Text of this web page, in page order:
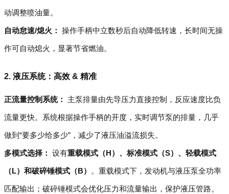
动调整喷油量。
自动怠速/熄火： 操作手柄中立数秒后自动降低转速，长时间无操
作可自动熄火，显著节省燃油。
2. 液压系统：高效 & 精准
正流量控制系统： 主泵排量由先导压力直接控制，反应速度比负
流量更快。系统根据操作手柄的开度，实时调节泵的排量，几乎
做到“要多少给多少”，减少了液压油溢流损失。
多模式选择： 设有重载模式（H）、标准模式（S）、轻载模式
（L）和破碎锤模式（B） 。重载模式下，发动机与液压泵全功率
匹配输出；破碎锤模式会优化压力和流量输出，保护液压管路。